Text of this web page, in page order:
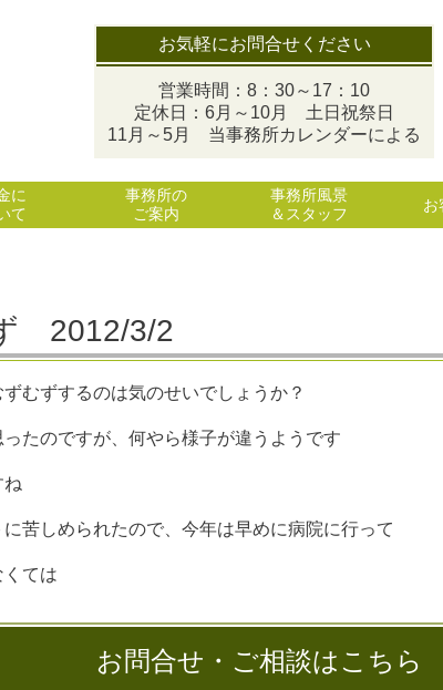
お気軽にお問合せください
営業時間：8：30～17：10
定休日：6月～10月 土日祝祭日
11月～5月 当事務所カレンダーによる
に
て
事務所の
ご案内
事務所風景
＆スタッフ
お
2012/3/2
むずするのは気のせいでしょうか？
たのですが、何やら様子が違うようです
ね
苦しめられたので、今年は早めに病院に行って
くては
お問合せ・ご相談はこちら